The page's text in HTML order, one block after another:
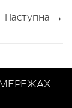
Наступна →